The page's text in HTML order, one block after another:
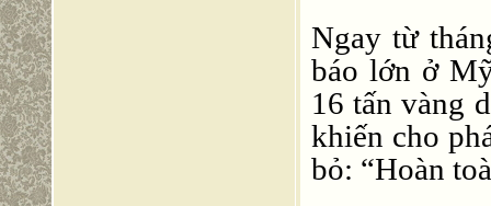
Ngay từ
báo lớn ở
16 tấn vàng
khiến cho
bỏ: “Hoàn